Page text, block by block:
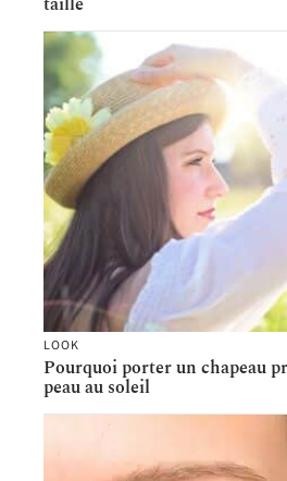
LOOK
Pourquoi porter un chapeau
peau au soleil